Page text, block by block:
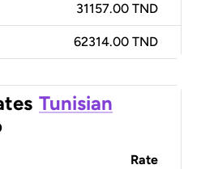
31157.00 TND
62314.00 TND
Tunisian
Rate